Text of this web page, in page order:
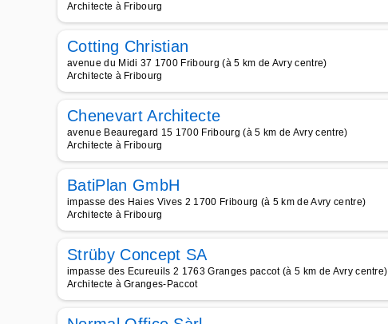
Architecte à Fribourg
Cotting Christian
avenue du Midi 37 1700 Fribourg (à 5 km de Avry centre)
Architecte à Fribourg
Chenevart Architecte
avenue Beauregard 15 1700 Fribourg (à 5 km de Avry centre)
Architecte à Fribourg
BatiPlan GmbH
impasse des Haies Vives 2 1700 Fribourg (à 5 km de Avry centre)
Architecte à Fribourg
Strüby Concept SA
impasse des Ecureuils 2 1763 Granges paccot (à 5 km de Avry centre)
Architecte à Granges-Paccot